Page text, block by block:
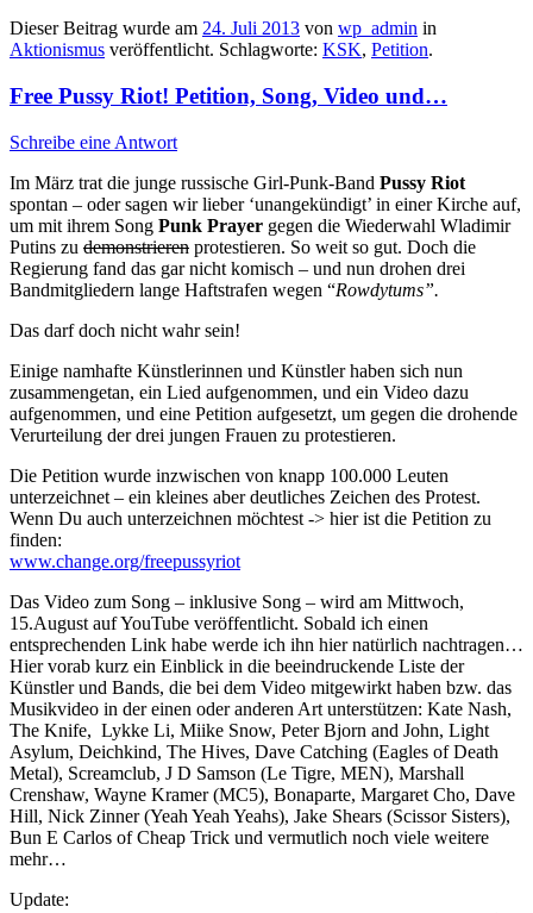
Dieser Beitrag wurde am 24. Juli 2013 von wp_admin in
Aktionismus veröffentlicht. Schlagworte: KSK, Petition.
Free Pussy Riot! Petition, Song, Video und…
Schreibe eine Antwort
Im März trat die junge russische Girl-Punk-Band Pussy Riot
spontan – oder sagen wir lieber ‘unangekündigt’ in einer Kirche auf,
um mit ihrem Song Punk Prayer gegen die Wiederwahl Wladimir
Putins zu demonstrieren protestieren. So weit so gut. Doch die
Regierung fand das gar nicht komisch – und nun drohen drei
Bandmitgliedern lange Haftstrafen wegen “Rowdytums”.
Das darf doch nicht wahr sein!
Einige namhafte Künstlerinnen und Künstler haben sich nun
zusammengetan, ein Lied aufgenommen, und ein Video dazu
aufgenommen, und eine Petition aufgesetzt, um gegen die drohende
Verurteilung der drei jungen Frauen zu protestieren.
Die Petition wurde inzwischen von knapp 100.000 Leuten
unterzeichnet – ein kleines aber deutliches Zeichen des Protest.
Wenn Du auch unterzeichnen möchtest -> hier ist die Petition zu
finden:
www.change.org/freepussyriot
Das Video zum Song – inklusive Song – wird am Mittwoch,
15.August auf YouTube veröffentlicht. Sobald ich einen
entsprechenden Link habe werde ich ihn hier natürlich nachtragen…
Hier vorab kurz ein Einblick in die beeindruckende Liste der
Künstler und Bands, die bei dem Video mitgewirkt haben bzw. das
Musikvideo in der einen oder anderen Art unterstützen: Kate Nash,
The Knife, Lykke Li, Miike Snow, Peter Bjorn and John, Light
Asylum, Deichkind, The Hives, Dave Catching (Eagles of Death
Metal), Screamclub, J D Samson (Le Tigre, MEN), Marshall
Crenshaw, Wayne Kramer (MC5), Bonaparte, Margaret Cho, Dave
Hill, Nick Zinner (Yeah Yeah Yeahs), Jake Shears (Scissor Sisters),
Bun E Carlos of Cheap Trick und vermutlich noch viele weitere
mehr…
Update: